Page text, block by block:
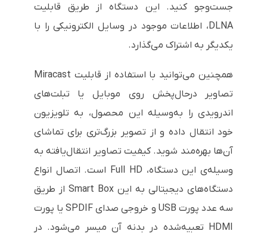
جست‌وجو کنید. این دستگاه از طریق قابلیت
DLNA، اطلاعات موجود در وسایل الکترونیکی را با
یکدیگر به اشتراک می‌گذارد.
همچنین می‌توانید با استفاده از قابلیت Miracast
تصاویر درحال‌پخش روی موبایل یا تبلت‌های
اندرویدی را به‌وسیله‌ این محصول، به تلویزیون
خود انتقال داده و از تصویر بزرگ‌تری برای تماشای
آن‌ها بهره‌مند شوید. کیفیت تصاویر انتقال‌یافته به
وسیله‌ی این دستگاه، Full HD است. اتصال انواع
دستگاه‌های دیجیتالی به این Smart Box از طریق
سه عدد پورت USB و خروجی صدای SPDIF یا پورت
HDMI تعبیه‌شده در بدنه‌ آن میسر می‌شود. در